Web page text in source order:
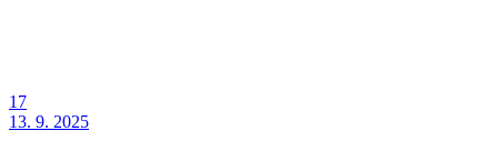
17
13. 9. 2025